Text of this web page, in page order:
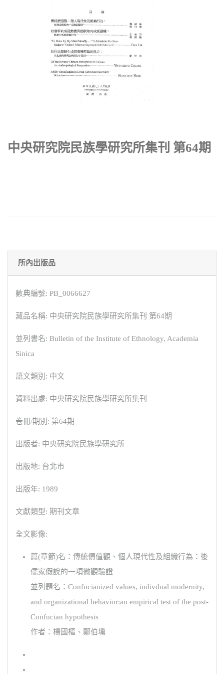
中央研究院民族學研究所集刊 第64期
所內出版品
數典編號: PB_0066627
藏品名稱: 中央研究院民族學研究所集刊 第64期
並列書名: Bulletin of the Institute of Ethnology, Academia
Sinica
語文類別: 中文
資料出處: 中央研究院民族學研究所集刊
卷冊/期別: 第64期
出版者: 中央研究院民族學研究所
出版地: 台北市
出版年: 1989
文獻類型: 期刊文章
全文影像:
篇(章節)名：傳統價值觀、個人現代性及組織行為：後
儒家假說的一項微觀驗證
並列題名：Confucianized values, indivdual modernity,
and organizational behavior:an empirical test of the post-
Confucian hypothesis
作者：楊國樞、鄭伯壎